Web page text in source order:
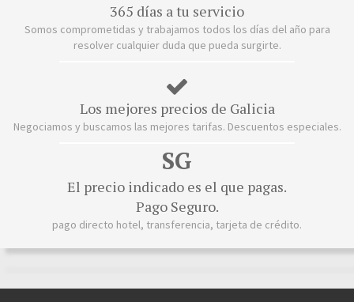
365 días a tu servicio
Somos comprometidas y trabajamos todos los días del año para
resolver cualquier duda que pueda surgirte.
Los mejores precios de Galicia
Negociamos y buscamos las mejores tarifas. Descuentos especiales.
SG
El precio indicado es el que pagas.
Pago Seguro.
pago directo hotel, transferencia, tarjeta de crédito.